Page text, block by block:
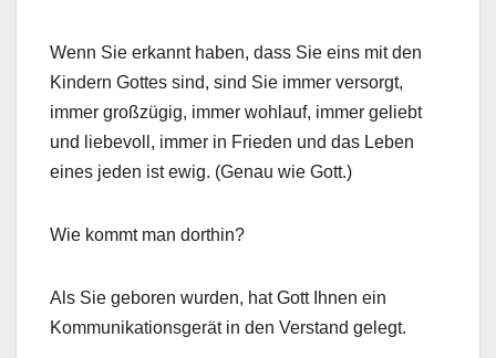
Wenn Sie erkannt haben, dass Sie eins mit den
Kindern Gottes sind, sind Sie immer versorgt,
immer großzügig, immer wohlauf, immer geliebt
und liebevoll, immer in Frieden und das Leben
eines jeden ist ewig. (Genau wie Gott.)
Wie kommt man dorthin?
Als Sie geboren wurden, hat Gott Ihnen ein
Kommunikationsgerät in den Verstand gelegt.